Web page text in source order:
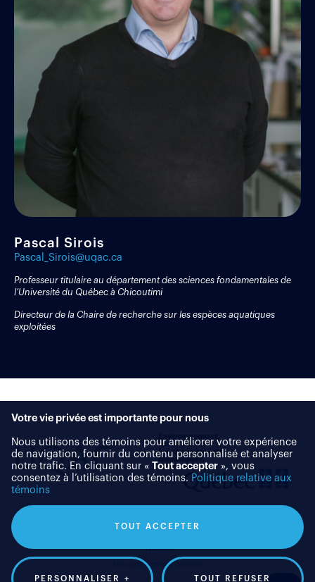
Pascal Sirois
Pascal_Sirois@uqac.ca
Professeur titulaire au département des sciences fondamentales de
l’Université du Québec à Chicoutimi
Directeur de la Chaire de recherche sur les espèces aquatiques
exploitées
Nubee
Mes préférences cookies
Votre vie privée est importante pour nous
Nous utilisons des témoins pour améliorer votre expérience
de navigation, fournir du contenu personnalisé et analyser
notre trafic. En cliquant sur « Tout accepter », vous
consentez à l’utilisation des témoins. Politique relative aux
témoins
PERSONNALISER + TOUT REFUSER
TOUT ACCEPTER